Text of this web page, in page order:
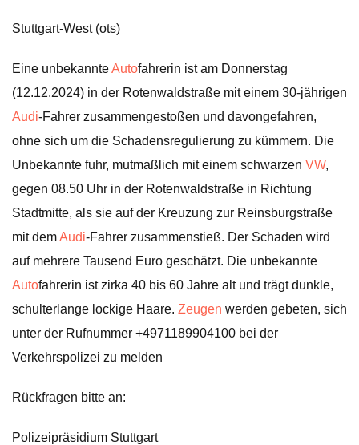
Stuttgart-West (ots)
Eine unbekannteAutofahrerin ist am Donnerstag
(12.12.2024) in der Rotenwaldstraße mit einem 30-jährigen
Audi-Fahrer zusammengestoßen und davongefahren,
ohne sich um die Schadensregulierung zu kümmern. Die
Unbekannte fuhr, mutmaßlich mit einem schwarzen VW,
gegen 08.50 Uhr in der Rotenwaldstraße in Richtung
Stadtmitte, als sie auf der Kreuzung zur Reinsburgstraße
mit demAudi-Fahrer zusammenstieß. Der Schaden wird
auf mehrere Tausend Euro geschätzt. Die unbekannte
Autofahrerin ist zirka 40 bis 60 Jahre alt und trägt dunkle,
schulterlange lockige Haare. Zeugen werden gebeten, sich
unter der Rufnummer +4971189904100 bei der
Verkehrspolizei zu melden
Rückfragen bitte an:
Polizeipräsidium Stuttgart